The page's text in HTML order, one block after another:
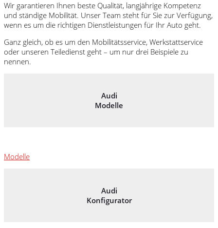
Wir garantieren Ihnen beste Qualität, langjährige Kompetenz
und ständige Mobilität. Unser Team steht für Sie zur Verfügung,
wenn es um die richtigen Dienstleistungen für Ihr Auto geht.
Ganz gleich, ob es um den Mobilitätsservice, Werkstattservice
oder unseren Teiledienst geht – um nur drei Beispiele zu
nennen.
Audi
Modelle
Modelle
Audi
Konfigurator